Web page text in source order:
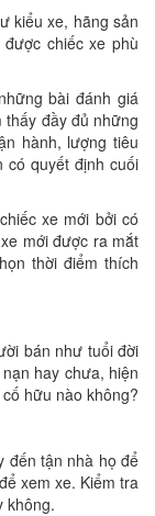
kiểu xe, hãng sản
chiếc xe phù
bài đánh giá
thấy đầy đủ những
hành, lượng tiêu
có quyết định cuối
xe mới bởi có
mới được ra mắt
thời điểm thích
bán như tuổi đời
hay chưa, hiện
hữu nào không?
đến tận nhà họ để
xem xe. Kiểm tra
không.